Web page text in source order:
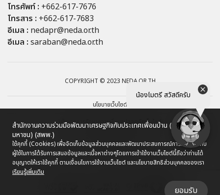
น้องไมตรี สวัสดีครับ
โทรศัพท์ : +662-617-7676
โทรสาร : +662-617-7683
อีเมล : nedapr@neda.or.th
อีเมล : saraban@neda.or.th
COPYRIGHT © 2023 NEDA.OR.TH
นโยบายเว็บไซต์
นโยบายการรักษาความมั่นคงปลอดภัยเว็บไซต์
นโยบายการคุ้มครองข้อมูลส่วนบุคคล
ผังเว็บไซต์
สำนักงานความร่วมมือพัฒนาเศรษฐกิจกับประเทศเพื่อนบ้าน (องค์การ
มหาชน) (สพพ.)
ใช้คุกกี้ (Cookies) เพื่อจัดเก็บข้อมูลส่วนบุคคลและพัฒนาประสบการณ์การใช้งานให้กับ
ผู้ใช้ในการได้รับการเสนอข้อมูลและเนื้อหาต่างๆโดยการเข้าใช้งานเว็บไซต์นี้ถือว่าท่านได้
อนุญาตให้เราใช้คุกกี้ ตามเงื่อนไขการใช้งานเว็บไซต์ และนโยบายสิทธิส่วนบุคคลของเรา
เรียนรู้เพิ่มเติม
ยอมรับ